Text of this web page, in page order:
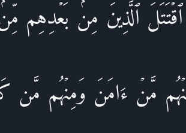
ٱقۡتَتَلَ ٱلَّذِینَ مِنۢ بَعۡدِهِم
مَّنۡ ءَامَنَ وَمِنۡهُم مَّن